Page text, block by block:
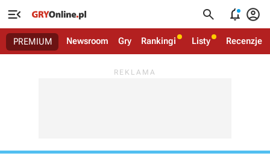
   
PREMIUM Newsroom Gry Rankingi Listy Recenzje